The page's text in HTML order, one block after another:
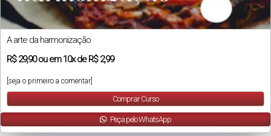
A arte da harmonização
R$29,90ou em10xdeR$ 2,99
[seja o primeiro a comentar]
Comprar Curso
Peça pelo WhatsApp